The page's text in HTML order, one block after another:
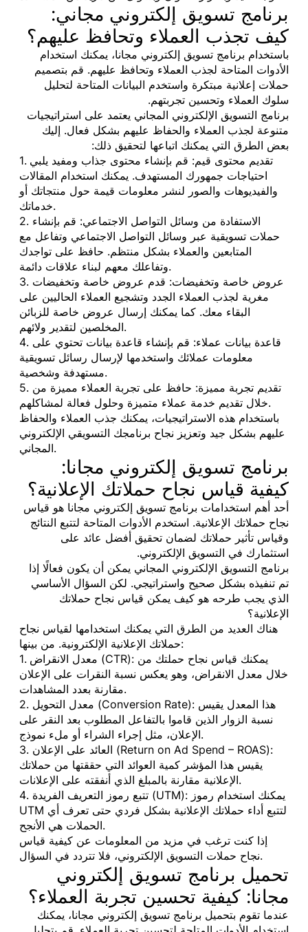
برنامج تسويق إلكتروني مجاني:
كيف تجذب العملاء وتحافظ عليهم؟
باستخدام برنامج تسويق إلكتروني مجانا، يمكنك استخدام
الأدوات المتاحة لجذب العملاء وتحافظ عليهم. قم بتصميم
حملات إعلانية مبتكرة واستخدم البيانات المتاحة لتحليل
سلوك العملاء وتحسين تجربتهم.
برنامج التسويق الإلكتروني المجاني يعتمد على استراتيجيات
متنوعة لجذب العملاء والحفاظ عليهم بشكل فعال. إليك
بعض الطرق التي يمكنك اتباعها لتحقيق ذلك:
1. تقديم محتوى قيم: قم بإنشاء محتوى جذاب ومفيد يلبي
احتياجات جمهورك المستهدف. يمكنك استخدام المقالات
والفيديوهات والصور لنشر معلومات قيمة حول منتجاتك أو
خدماتك.
2. الاستفادة من وسائل التواصل الاجتماعي: قم بإنشاء
حملات تسويقية عبر وسائل التواصل الاجتماعي وتفاعل مع
المتابعين والعملاء بشكل منتظم. حافظ على تواجدك
وتفاعلك معهم لبناء علاقات دائمة.
3. عروض خاصة وتخفيضات: قدم عروض خاصة وتخفيضات
مغرية لجذب العملاء الجدد وتشجيع العملاء الحاليين على
البقاء معك. كما يمكنك إرسال عروض خاصة للزبائن
المخلصين لتقدير ولائهم.
4. قاعدة بيانات عملاء: قم بإنشاء قاعدة بيانات تحتوي على
معلومات عملائك واستخدمها لإرسال رسائل تسويقية
مستهدفة وشخصية.
5. تقديم تجربة مميزة: حافظ على تجربة العملاء مميزة من
خلال تقديم خدمة عملاء متميزة وحلول فعالة لمشاكلهم.
باستخدام هذه الاستراتيجيات، يمكنك جذب العملاء والحفاظ
عليهم بشكل جيد وتعزيز نجاح برنامجك التسويقي الإلكتروني
المجاني.
برنامج تسويق إلكتروني مجانا:
كيفية قياس نجاح حملاتك الإعلانية؟
أحد أهم استخدامات برنامج تسويق إلكتروني مجانا هو قياس
نجاح حملاتك الإعلانية. استخدم الأدوات المتاحة لتتبع النتائج
وقياس تأثير حملاتك لضمان تحقيق أفضل عائد على
استثمارك في التسويق الإلكتروني.
برنامج التسويق الإلكتروني المجاني يمكن أن يكون فعالًا إذا
تم تنفيذه بشكل صحيح واستراتيجي. لكن السؤال الأساسي
الذي يجب طرحه هو كيف يمكن قياس نجاح حملاتك
الإعلانية؟
هناك العديد من الطرق التي يمكنك استخدامها لقياس نجاح
حملاتك الإعلانية الإلكترونية. من بينها:
1. معدل الانقراض (CTR): يمكنك قياس نجاح حملتك من
خلال معدل الانقراض، وهو يعكس نسبة النقرات على الإعلان
مقارنة بعدد المشاهدات.
2. معدل التحويل (Conversion Rate): هذا المعدل يقيس
نسبة الزوار الذين قاموا بالتفاعل المطلوب بعد النقر على
الإعلان، مثل إجراء الشراء أو ملء نموذج.
3. العائد على الإعلان (Return on Ad Spend – ROAS):
يقيس هذا المؤشر كمية العوائد التي حققتها من حملاتك
الإعلانية مقارنة بالمبلغ الذي أنفقته على الإعلانات.
4. تتبع رموز التعريف الفريدة (UTM): يمكنك استخدام رموز
UTM لتتبع أداء حملاتك الإعلانية بشكل فردي حتى تعرف أي
الحملات هي الأنجح.
إذا كنت ترغب في مزيد من المعلومات عن كيفية قياس
نجاح حملات التسويق الإلكتروني، فلا تتردد في السؤال.
تحميل برنامج تسويق إلكتروني
مجانا: كيفية تحسين تجربة العملاء؟
عندما تقوم بتحميل برنامج تسويق إلكتروني مجانا، يمكنك